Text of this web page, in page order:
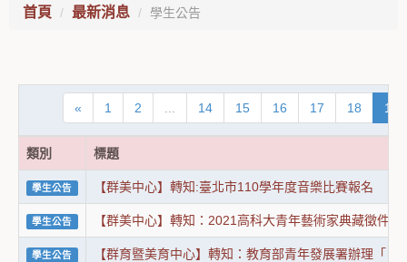
首頁 最新消息 學生公告
« 1 2 14 15 16 17 18 19
類別 標題
學生公告 【群美中心】轉知:臺北市110學年度音樂比賽報名
學生公告 【群美中心】轉知：2021高科大青年藝術家典藏徵件
學生公告 【群育暨美育中心】轉知：教育部青年發展署辦理「